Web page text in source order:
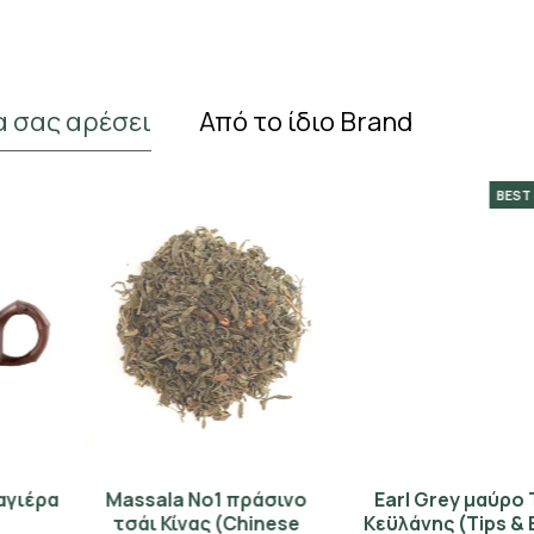
σας αρέσει Από το ίδιο Brand
Massala No1 πράσινο
τσάι Κίνας (Chinese
BEST SELLER
Earl Grey μαύρο Τσάι
Κεϋλάνης (Tips & Buds)